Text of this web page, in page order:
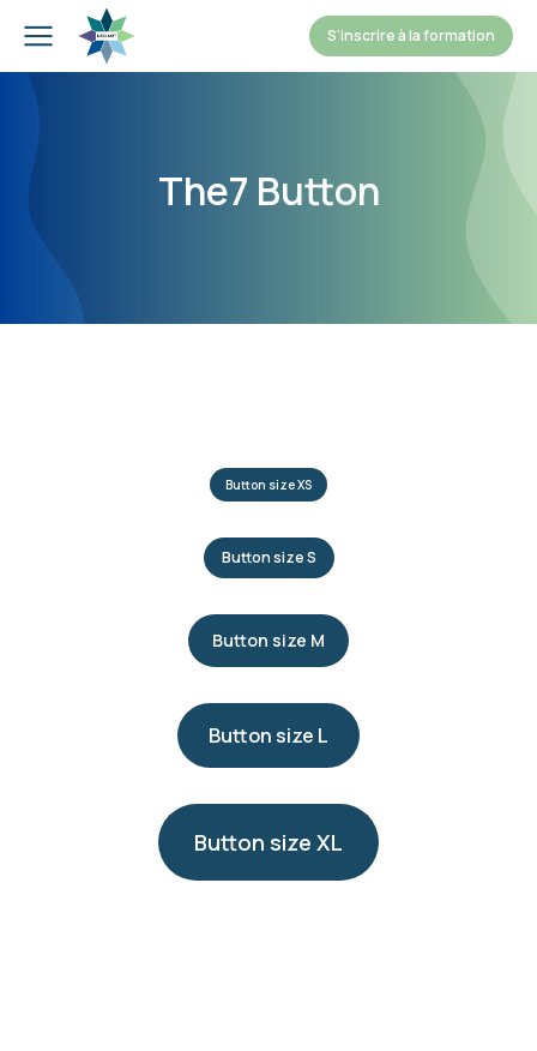
S'inscrire à la formation
The7 Button
Button size XS
Button size S
Button size M
Button size L
Button size XL